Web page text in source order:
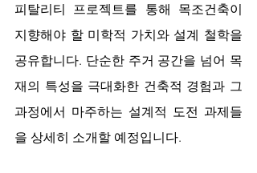
피탈리티 프로젝트를 통해 목조건축이
지향해야 할 미학적 가치와 설계 철학을
공유합니다. 단순한 주거 공간을 넘어 목
재의 특성을 극대화한 건축적 경험과 그
과정에서 마주하는 설계적 도전 과제들
을 상세히 소개할 예정입니다.